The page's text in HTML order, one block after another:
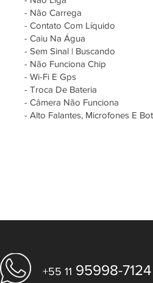
- Não Carrega
- Contato Com Líquido
- Caiu Na Água
- Sem Sinal | Buscando
- Não Funciona Chip
- Wi-Fi E Gps
- Troca De Bateria
- Câmera Não Funciona
- Alto Falantes, Microfones E
+55 11 95998-7124